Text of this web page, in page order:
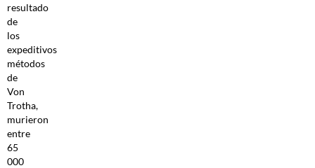
resultado
de
los
expeditivos
métodos
de
Von
Trotha,
murieron
entre
65
000